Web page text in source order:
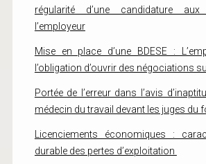
régularité d’une candidature
l’employeur
Mise en place d’une BDESE :
l’obligation d’ouvrir des négociations
Portée de l’erreur dans l’avis
médecin du travail devant les juges du
Licenciements économiques :
durable des pertes d’exploitation